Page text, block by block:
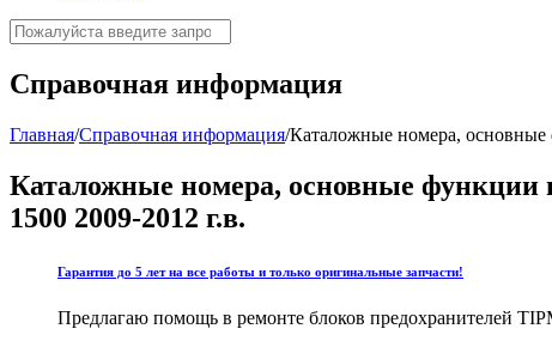
Справочная информация
Главная/Справочная информация/Каталожные номера, основные
Каталожные номера, основные функции
1500 2009-2012 г.в.
Гарантия до 5 лет на все работы и только оригинальные запчасти!
Предлагаю помощь в ремонте блоков предохранителей